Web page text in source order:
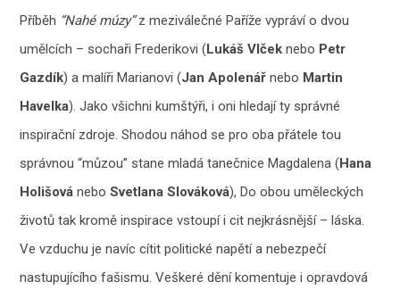
Příběh “Nahé múzy”z meziválečné Paříže vypráví o dvou
umělcích – sochaři Frederikovi (Lukáš Vlček nebo Petr
Gazdík) a malíři Marianovi (Jan Apolenář nebo Martin
Havelka). Jako všichni kumštýři, i oni hledají ty správné
inspirační zdroje. Shodou náhod se pro oba přátele tou
správnou “můzou” stane mladá tanečnice Magdalena (Hana
Holišová neboSvetlana Slováková), Do obou uměleckých
životů tak kromě inspirace vstoupí i cit nejkrásnější – láska.
Ve vzduchu je navíc cítit politické napětí a nebezpečí
nastupujícího fašismu. Veškeré dění komentuje i opravdová